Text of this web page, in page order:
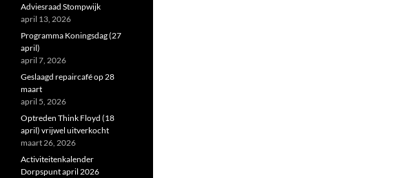
Adviesraad Stompwijk
april 13, 2026
Programma Koningsdag (27
april)
april 7, 2026
Geslaagd repaircafé op 28
maart
april 5, 2026
Optreden Think Floyd (18
april) vrijwel uitverkocht
maart 26, 2026
Activiteitenkalender
Dorpspunt april 2026